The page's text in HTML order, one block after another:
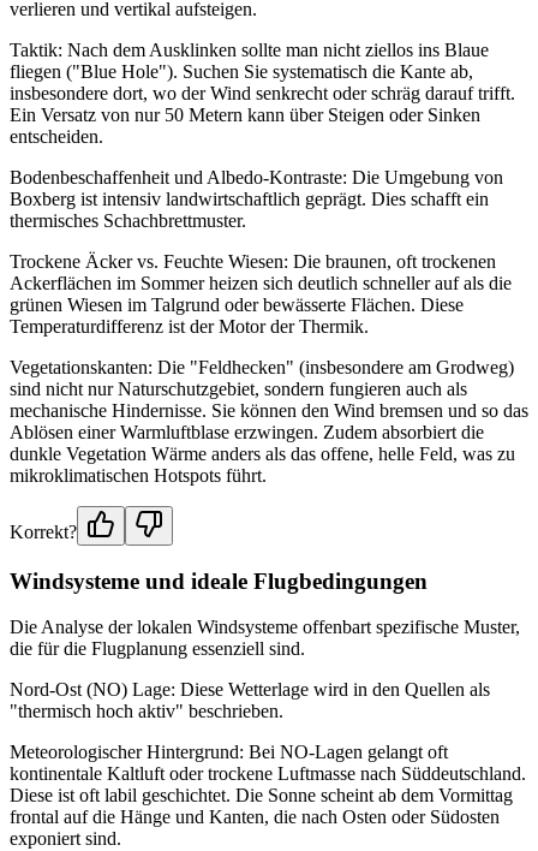
verlieren und vertikal aufsteigen.
Taktik: Nach dem Ausklinken sollte man nicht ziellos ins Blaue
fliegen ("Blue Hole"). Suchen Sie systematisch die Kante ab,
insbesondere dort, wo der Wind senkrecht oder schräg darauf trifft.
Ein Versatz von nur 50 Metern kann über Steigen oder Sinken
entscheiden.
Bodenbeschaffenheit und Albedo-Kontraste: Die Umgebung von
Boxberg ist intensiv landwirtschaftlich geprägt. Dies schafft ein
thermisches Schachbrettmuster.
Trockene Äcker vs. Feuchte Wiesen: Die braunen, oft trockenen
Ackerflächen im Sommer heizen sich deutlich schneller auf als die
grünen Wiesen im Talgrund oder bewässerte Flächen. Diese
Temperaturdifferenz ist der Motor der Thermik.
Vegetationskanten: Die "Feldhecken" (insbesondere am Grodweg)
sind nicht nur Naturschutzgebiet, sondern fungieren auch als
mechanische Hindernisse. Sie können den Wind bremsen und so das
Ablösen einer Warmluftblase erzwingen. Zudem absorbiert die
dunkle Vegetation Wärme anders als das offene, helle Feld, was zu
mikroklimatischen Hotspots führt.
Korrekt?
Windsysteme und ideale Flugbedingungen
Die Analyse der lokalen Windsysteme offenbart spezifische Muster,
die für die Flugplanung essenziell sind.
Nord-Ost (NO) Lage: Diese Wetterlage wird in den Quellen als
"thermisch hoch aktiv" beschrieben.
Meteorologischer Hintergrund: Bei NO-Lagen gelangt oft
kontinentale Kaltluft oder trockene Luftmasse nach Süddeutschland.
Diese ist oft labil geschichtet. Die Sonne scheint ab dem Vormittag
frontal auf die Hänge und Kanten, die nach Osten oder Südosten
exponiert sind.